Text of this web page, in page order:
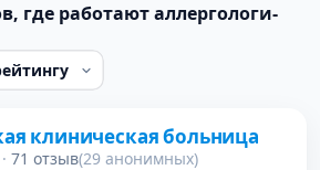
где работают аллергологи-
1 место в рейтинге
клиническая больница
· 71 отзыв(29 анонимных)